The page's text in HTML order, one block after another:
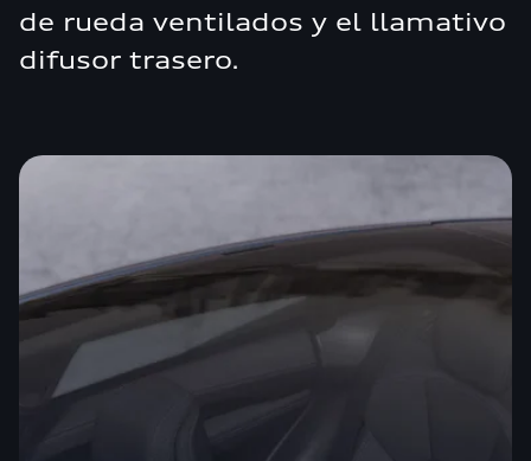
de rueda ventilados y el llamativo
difusor trasero.